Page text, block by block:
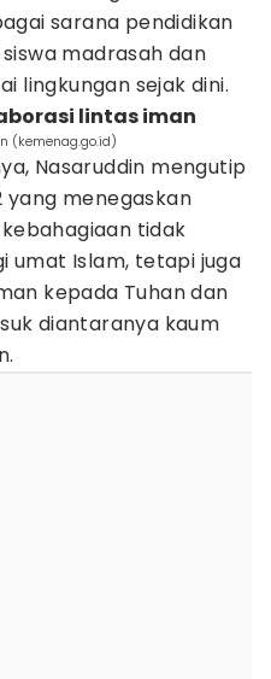
sarana pendidikan
madrasah dan
lingkungan sejak dini.
lintas iman
(kemenag.go.id)
Nasaruddin mengutip
menegaskan
tidak
umat Islam, tetapi juga
kepada Tuhan dan
diantaranya kaum